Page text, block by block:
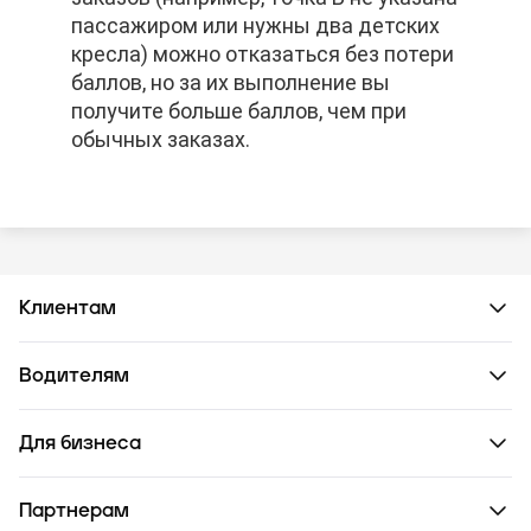
пассажиром или нужны два детских
кресла) можно отказаться без потери
баллов, но за их выполнение вы
получите больше баллов, чем при
обычных заказах.
пассажиром или нужны два детских
кресла) можно отказаться без потери
баллов, но за их выполнение вы
получите больше баллов, чем при
обычных заказах.
пассажиром или нужны два детских
кресла) можно отказаться без потери
баллов, но за их выполнение вы
получите больше баллов, чем при
обычных заказах.
Клиентам
Водителям
Для бизнеса
Партнерам